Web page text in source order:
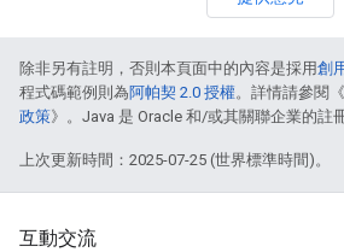
除非另有註明，否則本頁面中的內容是採用創
程式碼範例則為阿帕契 2.0 授權。詳情請參閱《
政策》。Java 是 Oracle 和/或其關聯企業的註
上次更新時間：2025-07-25 (世界標準時間)。
互動交流